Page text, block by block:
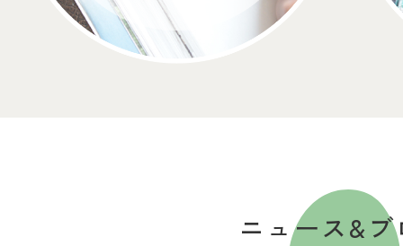
ニュース&